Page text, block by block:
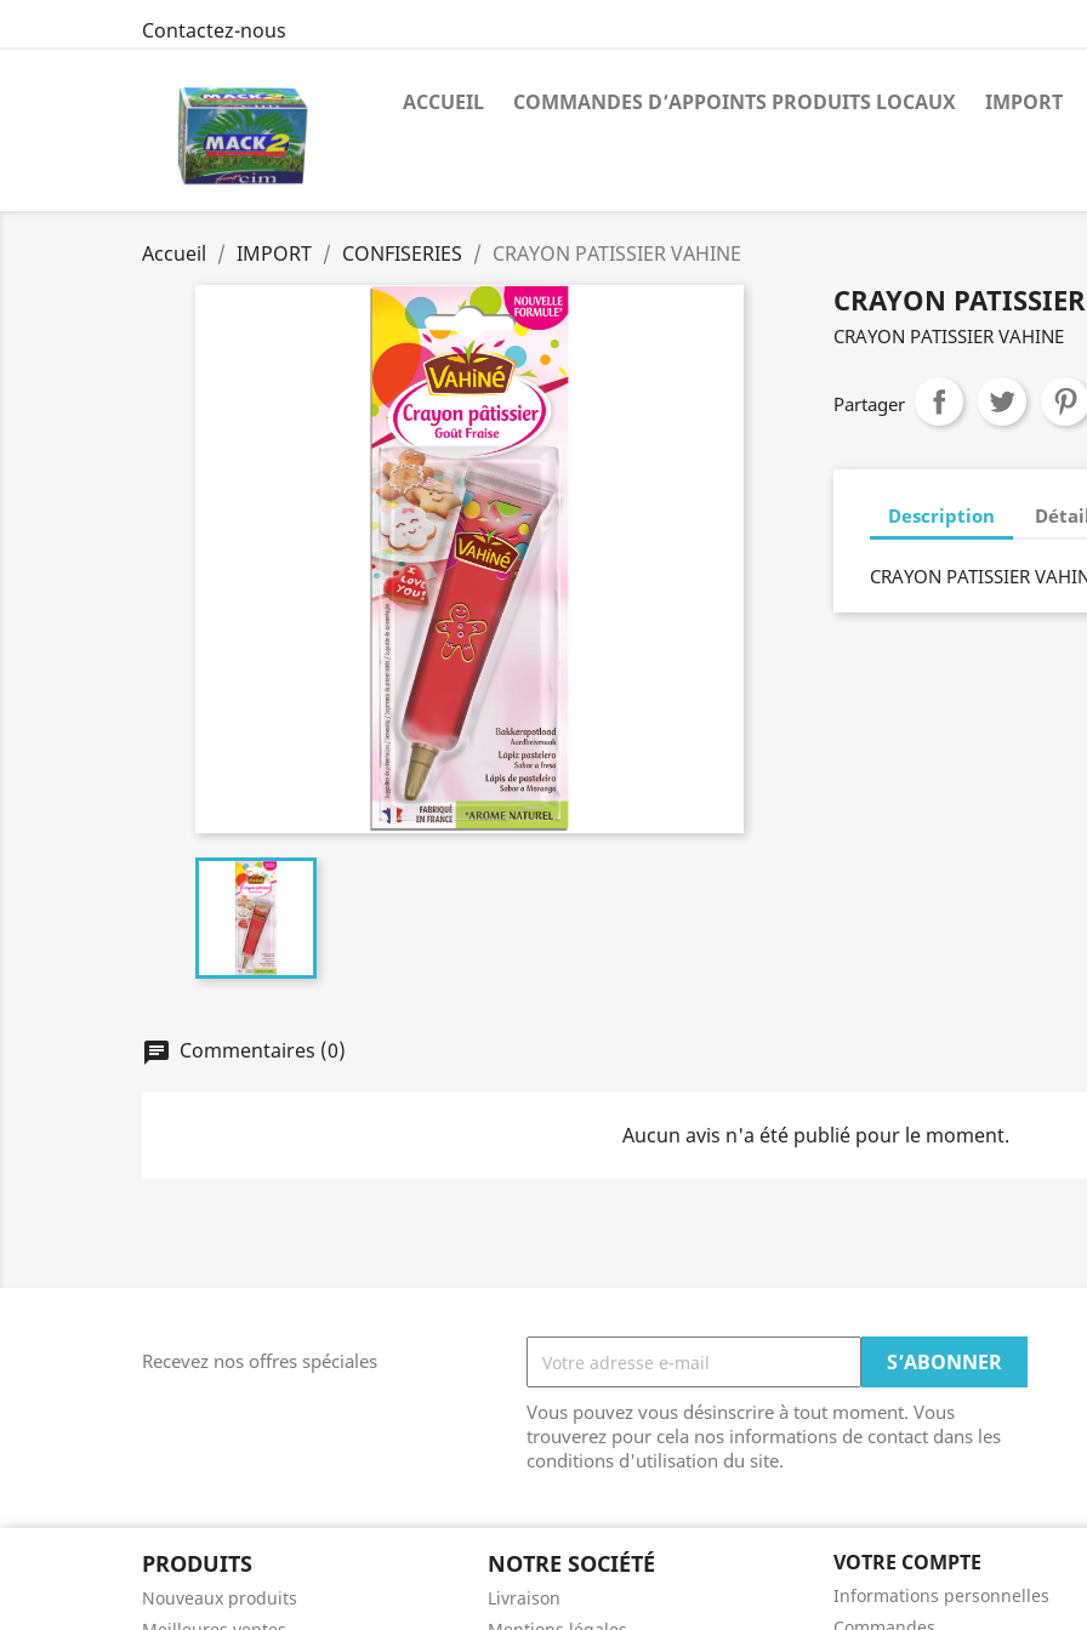
Contactez-nous
ACCUEIL COMMANDES D’APPOINTS PRODUITS LOCAUX IMPORT
Accueil IMPORT CONFISERIES CRAYON PATISSIER VAHINE
CRAYON
CRAYON PATISSIER VAHINE
Partager
Description
CRAYON PATISSIER
chat Commentaires (0)
Aucun avis n'a été publié pour le moment.
Recevez nos offres spéciales
Vous pouvez vous désinscrire à tout moment. Vous
trouverez pour cela nos informations de contact dans les
conditions d'utilisation du site.
PRODUITS
Nouveaux produits
NOTRE SOCIÉTÉ
Livraison
VOTRE COMPTE
Informations personnelles